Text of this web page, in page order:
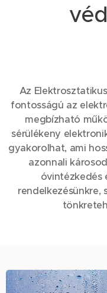
Az
fontosságú az
megbízható
sérülékeny
gyakorolhat, ami
azonnali
óvintézkedés
rendelkezésünkre,